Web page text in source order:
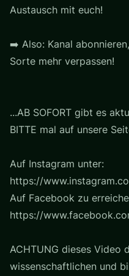
Austausch mit euch!
➡️ Also: Kanal
Sorte mehr verpassen!
...AB SOFORT gibt es
BITTE mal auf unsere
Auf Instagram unter:
https://
Auf Facebook zu
https://
ACHTUNG dieses Video
wissenschaftlichen und